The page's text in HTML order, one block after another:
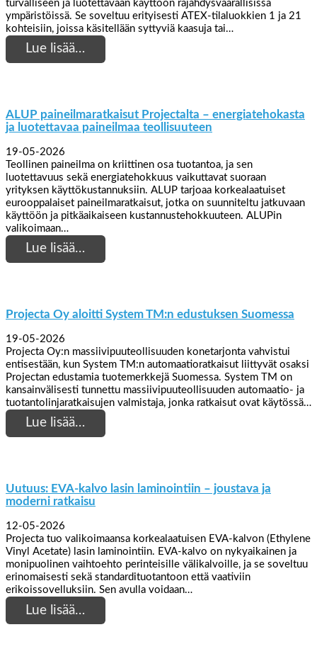
turvalliseen ja luotettavaan käyttöön räjähdysvaarallisissa
ympäristöissä. Se soveltuu erityisesti ATEX-tilaluokkien 1 ja 21
kohteisiin, joissa käsitellään syttyviä kaasuja tai…
Lue lisää…
ALUP paineilmaratkaisut Projectalta – energiatehokasta
ja luotettavaa paineilmaa teollisuuteen
19-05-2026
Teollinen paineilma on kriittinen osa tuotantoa, ja sen
luotettavuus sekä energiatehokkuus vaikuttavat suoraan
yrityksen käyttökustannuksiin. ALUP tarjoaa korkealaatuiset
eurooppalaiset paineilmaratkaisut, jotka on suunniteltu jatkuvaan
käyttöön ja pitkäaikaiseen kustannustehokkuuteen. ALUPin
valikoimaan…
Lue lisää…
Projecta Oy aloitti System TM:n edustuksen Suomessa
19-05-2026
Projecta Oy:n massiivipuuteollisuuden konetarjonta vahvistui
entisestään, kun System TM:n automaatioratkaisut liittyvät osaksi
Projectan edustamia tuotemerkkejä Suomessa. System TM on
kansainvälisesti tunnettu massiivipuuteollisuuden automaatio- ja
tuotantolinjaratkaisujen valmistaja, jonka ratkaisut ovat käytössä…
Lue lisää…
Uutuus: EVA-kalvo lasin laminointiin – joustava ja
moderni ratkaisu
12-05-2026
Projecta tuo valikoimaansa korkealaatuisen EVA-kalvon (Ethylene
Vinyl Acetate) lasin laminointiin. EVA-kalvo on nykyaikainen ja
monipuolinen vaihtoehto perinteisille välikalvoille, ja se soveltuu
erinomaisesti sekä standardituotantoon että vaativiin
erikoissovelluksiin. Sen avulla voidaan…
Lue lisää…